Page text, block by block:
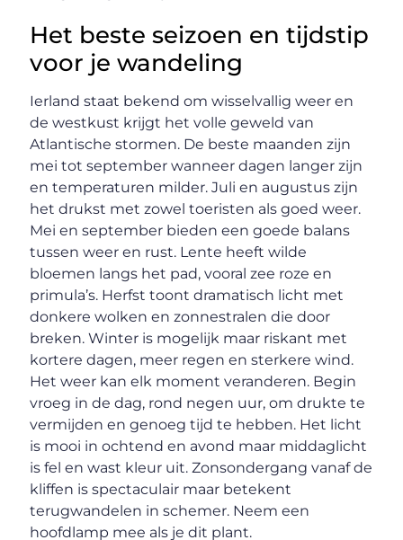
Het beste seizoen en tijdstip
voor je wandeling
Ierland staat bekend om wisselvallig weer en
de westkust krijgt het volle geweld van
Atlantische stormen. De beste maanden zijn
mei tot september wanneer dagen langer zijn
en temperaturen milder. Juli en augustus zijn
het drukst met zowel toeristen als goed weer.
Mei en september bieden een goede balans
tussen weer en rust. Lente heeft wilde
bloemen langs het pad, vooral zee roze en
primula’s. Herfst toont dramatisch licht met
donkere wolken en zonnestralen die door
breken. Winter is mogelijk maar riskant met
kortere dagen, meer regen en sterkere wind.
Het weer kan elk moment veranderen. Begin
vroeg in de dag, rond negen uur, om drukte te
vermijden en genoeg tijd te hebben. Het licht
is mooi in ochtend en avond maar middaglicht
is fel en wast kleur uit. Zonsondergang vanaf de
kliffen is spectaculair maar betekent
terugwandelen in schemer. Neem een
hoofdlamp mee als je dit plant.